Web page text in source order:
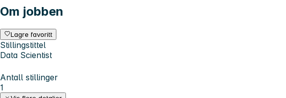
Om jobben
Lagre favoritt
Stillingstittel
Data Scientist
Antall stillinger
1